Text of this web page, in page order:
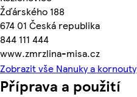
Žďárského 188
674 01 Česká republika
844 111 444
www.zmrzlina-misa.cz
Zobrazit vše Nanuky a kornouty
Příprava a použití